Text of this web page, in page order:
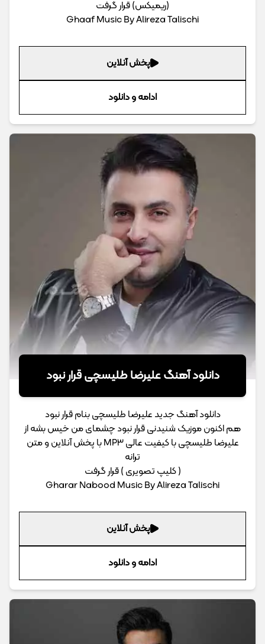
(ریمیکس) قرار گرفت
Ghaaf Music By Alireza Talischi
پخش آنلاین
ادامه و دانلود
دانلود آهنگ علیرضا طلیسچی قرار نبود
دانلود آهنگ جدید علیرضا طلیسچی بنام قرار نبود
هم اکنون موزیک شنیدنی قرار نبود چشمای من خیس بشه از
علیرضا طلیسچی با کیفیت عالی MP3 با پخش آنلاین و متن
ترانه
( کلیپ تصویری ) قرار گرفت
Gharar Nabood Music By Alireza Talischi
پخش آنلاین
ادامه و دانلود